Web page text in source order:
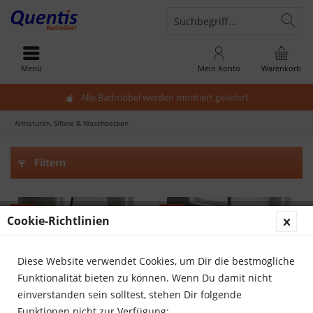
Alle Badmöbel werden montiert geliefert
Warenkorb
Mein Konto
Menü
Armaturen, Sifone & Waschbecken
Filtern
Cookie-Richtlinien
Diese Website verwendet Cookies, um Dir die bestmögliche
Funktionalität bieten zu können. Wenn Du damit nicht
einverstanden sein solltest, stehen Dir folgende